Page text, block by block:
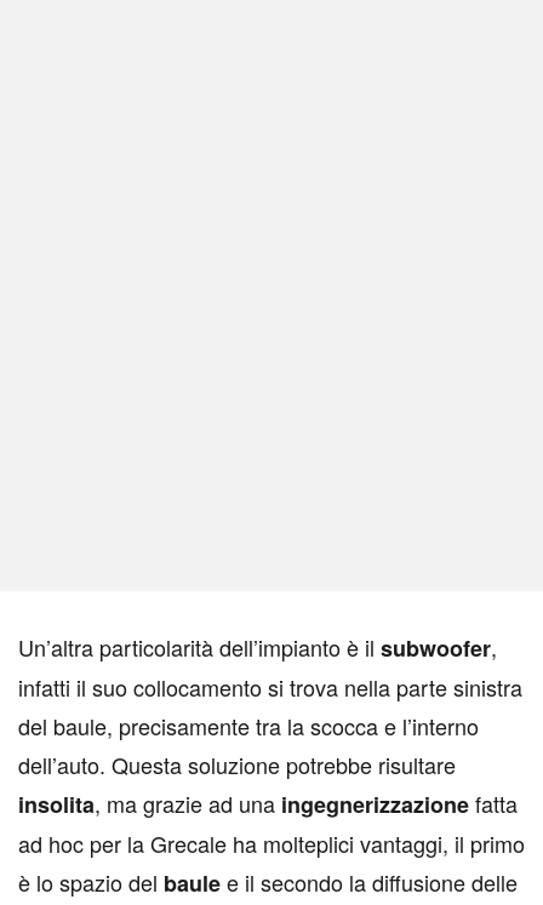
Un’altra particolarità dell’impianto è il subwoofer,
infatti il suo collocamento si trova nella parte sinistra
del baule, precisamente tra la scocca e l’interno
dell’auto. Questa soluzione potrebbe risultare
insolita, ma grazie ad una ingegnerizzazionefatta
ad hoc per la Grecale ha molteplici vantaggi, il primo
è lo spazio del baulee il secondo la diffusione delle